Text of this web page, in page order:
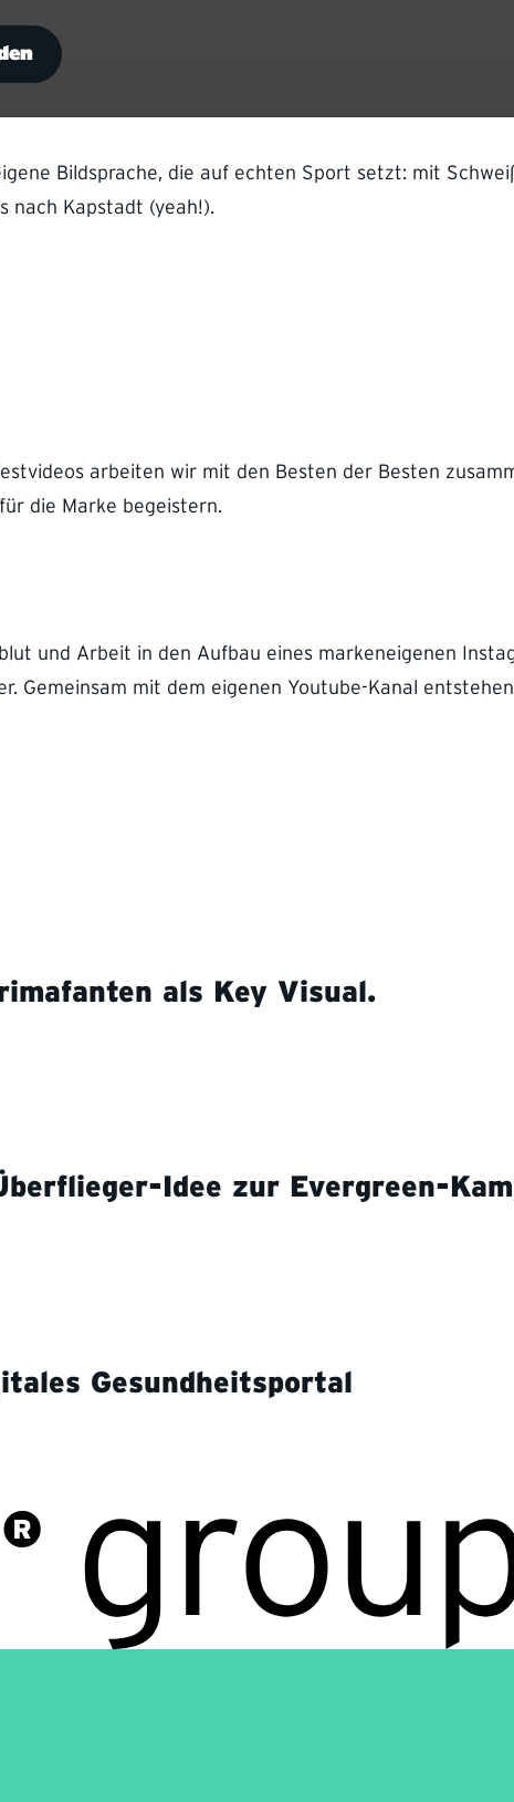
Bildsprache, die auf echten Sport setzt: mit
nach Kapstadt (yeah!).
arbeiten wir mit den Besten der Besten
die Marke begeistern.
und Arbeit in den Aufbau eines markeneigenen
Gemeinsam mit dem eigenen Youtube-Kanal
als Key Visual.
Idee zur Evergreen-
Gesundheitsportal